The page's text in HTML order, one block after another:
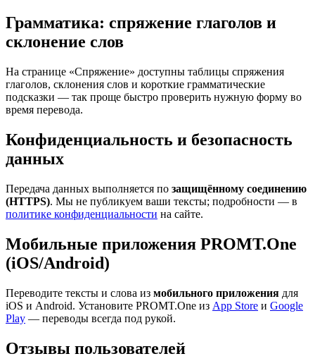
Грамматика: спряжение глаголов и
склонение слов
На странице «Спряжение» доступны таблицы спряжения
глаголов, склонения слов и короткие грамматические
подсказки — так проще быстро проверить нужную форму во
время перевода.
Конфиденциальность и безопасность
данных
Передача данных выполняется по защищённому соединению
(HTTPS). Мы не публикуем ваши тексты; подробности — в
политике конфиденциальности на сайте.
Мобильные приложения PROMT.One
(iOS/Android)
Переводите тексты и слова из мобильного приложения для
iOS и Android. Установите PROMT.One из App Store и Google
Play — переводы всегда под рукой.
Отзывы пользователей